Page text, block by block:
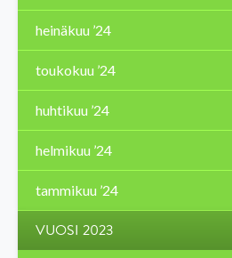
heinäkuu ’24
toukokuu ’24
huhtikuu ’24
helmikuu ’24
tammikuu ’24
VUOSI 2023